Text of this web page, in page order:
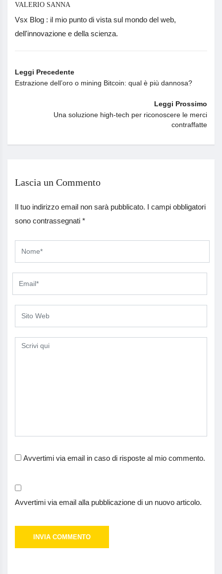
VALERIO SANNA
Vsx Blog : il mio punto di vista sul mondo del web,
dell'innovazione e della scienza.
Leggi Precedente
Estrazione dell’oro o mining Bitcoin: qual è più dannosa?
Leggi Prossimo
Una soluzione high-tech per riconoscere le merci
contraffatte
Lascia un Commento
Il tuo indirizzo email non sarà pubblicato. I campi obbligatori
sono contrassegnati *
Avvertimi via email in caso di risposte al mio commento.
Avvertimi via email alla pubblicazione di un nuovo articolo.